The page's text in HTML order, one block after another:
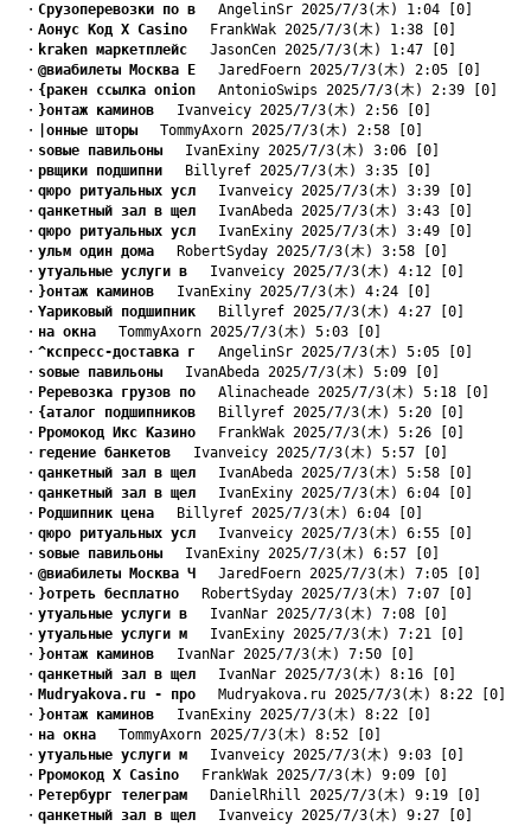
・ Cрузоперевозки по в AngelinSr 2025/7/3(木) 1:04 [0]
・ Aонус Код X Casino FrankWak 2025/7/3(木) 1:38 [0]
・ kraken маркетплейс JasonCen 2025/7/3(木) 1:47 [0]
・ @виабилеты Москва Е JaredFoern 2025/7/3(木) 2:05 [0]
・ {ракен ссылка onion AntonioSwips 2025/7/3(木) 2:39 [0]
・ }онтаж каминов Ivanveicy 2025/7/3(木) 2:56 [0]
・
|онные шторы TommyAxorn 2025/7/3(木) 2:58 [0]
・ sовые павильоны IvanExiny 2025/7/3(木) 3:06 [0]
・ pвщики подшипни Billyref 2025/7/3(木) 3:35 [0]
・ qюро ритуальных усл Ivanveicy 2025/7/3(木) 3:39 [0]
・ qанкетный зал в щел IvanAbeda 2025/7/3(木) 3:43 [0]
・ qюро ритуальных усл IvanExiny 2025/7/3(木) 3:49 [0]
・ yльм один дома RobertSyday 2025/7/3(木) 3:58 [0]
・ yтуальные услуги в Ivanveicy 2025/7/3(木) 4:12 [0]
・ }онтаж каминов IvanExiny 2025/7/3(木) 4:24 [0]
・ Yариковый подшипник Billyref 2025/7/3(木) 4:27 [0]
・ на окна TommyAxorn 2025/7/3(木) 5:03 [0]
・ ^кспресс-доставка г AngelinSr 2025/7/3(木) 5:05 [0]
・ sовые павильоны IvanAbeda 2025/7/3(木) 5:09 [0]
・ Pеревозка грузов по Alinacheade 2025/7/3(木) 5:18 [0]
・ {аталог подшипников Billyref 2025/7/3(木) 5:20 [0]
・ Pромокод Икс Казино FrankWak 2025/7/3(木) 5:26 [0]
・ rедение банкетов Ivanveicy 2025/7/3(木) 5:57 [0]
・ qанкетный зал в щел IvanAbeda 2025/7/3(木) 5:58 [0]
・ qанкетный зал в щел IvanExiny 2025/7/3(木) 6:04 [0]
・ Pодшипник цена Billyref 2025/7/3(木) 6:04 [0]
・ qюро ритуальных усл Ivanveicy 2025/7/3(木) 6:55 [0]
・ sовые павильоны IvanExiny 2025/7/3(木) 6:57 [0]
・ @виабилеты Москва Ч
JaredFoern 2025/7/3(木) 7:05 [0]
・ }отреть бесплатно RobertSyday 2025/7/3(木) 7:07 [0]
・ yтуальные услуги в IvanNar 2025/7/3(木) 7:08 [0]
・ yтуальные услуги м IvanExiny 2025/7/3(木) 7:21 [0]
・ }онтаж каминов IvanNar 2025/7/3(木) 7:50 [0]
・ qанкетный зал в щел IvanNar 2025/7/3(木) 8:16 [0]
・ Mudryakova.ru - про Mudryakova.ru 2025/7/3(木) 8:22 [0]
・ }онтаж каминов IvanExiny 2025/7/3(木) 8:22 [0]
・ на окна TommyAxorn 2025/7/3(木) 8:52 [0]
・ yтуальные услуги м Ivanveicy 2025/7/3(木) 9:03 [0]
・ Pромокод X Casino FrankWak 2025/7/3(木) 9:09 [0]
・ Pетербург телеграм DanielRhill 2025/7/3(木) 9:19 [0]
・ qанкетный зал в щел Ivanveicy 2025/7/3(木) 9:27 [0]